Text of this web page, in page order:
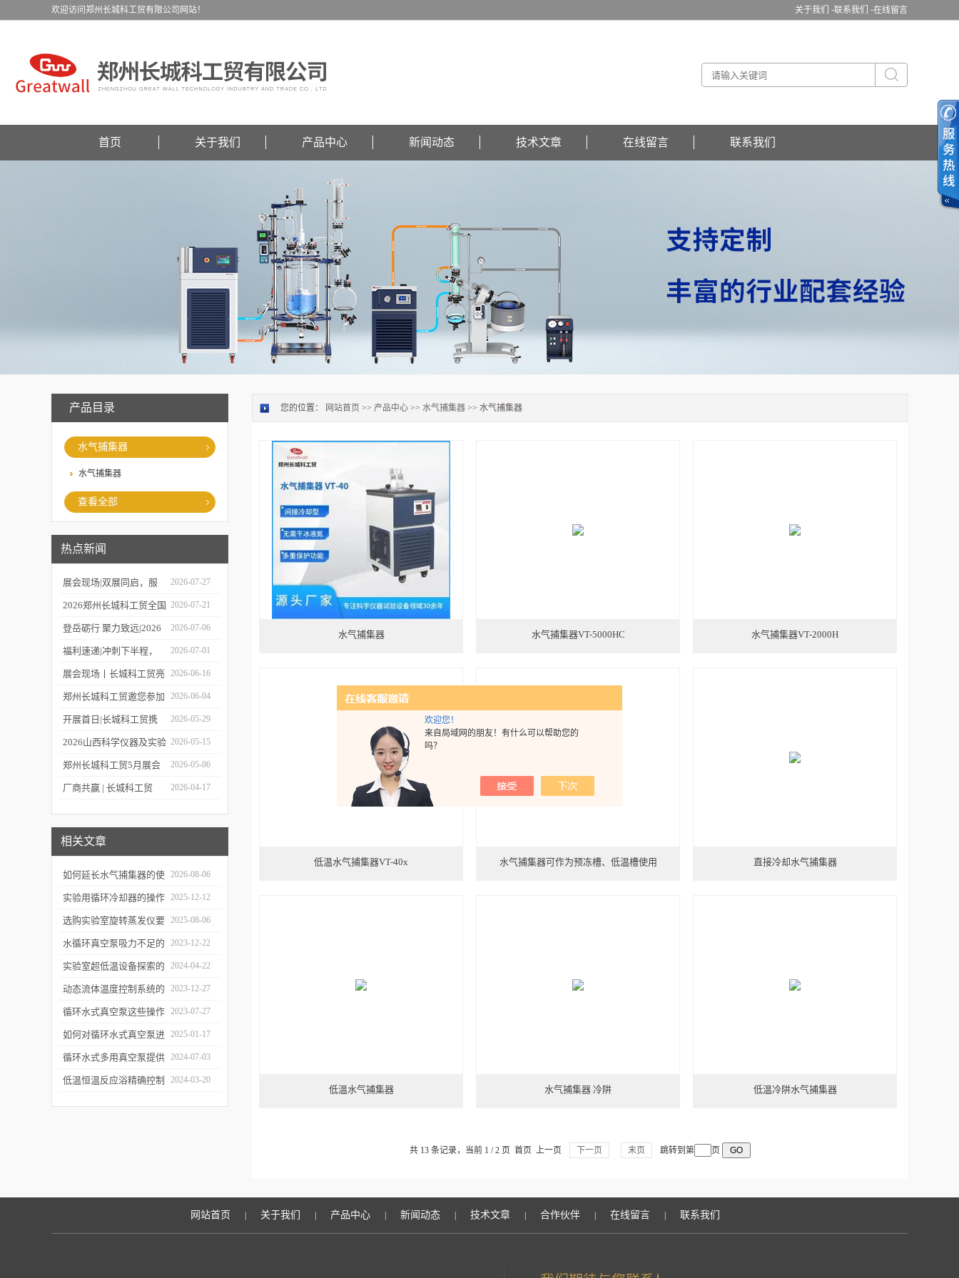
欢迎您！
来自局域网的朋友！有什么可以帮助您的
吗？
关于我们 -联系我们 -在线留言
欢迎访问郑州长城科工贸有限公司网站！
首页 关于我们 产品中心 新闻动态 技术文章 在线留言 联系我们
产品目录
水气捕集器
水气捕集器
查看全部
热点新闻
展会现场|双展同启，服
务在线，郑州长城科工贸
同步亮相学术盛会与校园
展！
2026-07-27
2026郑州长城科工贸全国
巡保活动开启预约！
2026-07-21
登岳砺行 聚力致远|2026
年度上半年业务经理总结
会圆满举行！
2026-07-06
福利速递|冲刺下半程，
福利再加码，HWCL 系列
活动延期，赠券福利同步
上线！
2026-07-01
展会现场丨长城科工贸亮
相第19届世界制药机械、
包装设备与材料中国展
2026-06-16
郑州长城科工贸邀您参加
第二十四届世界制药原料
中国展（CPHI China
2026）!
2026-06-04
开展首日|长城科工贸携
品质实验室设备亮相
CISILE 2026
2026-05-29
2026山西科学仪器及实验
室装备展览会今日开幕！
2026-05-15
郑州长城科工贸5月展会
行程抢先看！
2026-05-06
厂商共赢 | 长城科工贸 2026-04-17
相关文章
如何延长水气捕集器的使
用期限
2026-08-06
实验用循环冷却器的操作
流程有哪些步骤？
2025-12-12
选购实验室旋转蒸发仪要
考虑哪些要点
2025-08-06
水循环真空泵吸力不足的
原因及解决方法
2023-12-22
实验室超低温设备探索的
工作原理及应用领域
2024-04-22
动态流体温度控制系统的
优势
2023-12-27
循环水式真空泵这些操作
事项一定要注意
2023-07-27
如何对循环水式真空泵进
行校准工作
2025-01-17
循环水式多用真空泵提供
高效能源回收的创新解决
2024-07-03
低温恒温反应浴精确控制 2024-03-20
您的位置： 网站首页 >> 产品中心 >> 水气捕集器 >> 水气捕集器
水气捕集器 水气捕集器VT-5000HC 水气捕集器VT-2000H
低温水气捕集器VT-40x 水气捕集器可作为预冻槽、低温槽使用 直接冷却水气捕集器
低温水气捕集器 水气捕集器 冷阱 低温冷阱水气捕集器
共 13 条记录，当前 1 / 2 页 首页 上一页 下一页 末页 跳转到第 页
网站首页 关于我们 产品中心 新闻动态 技术文章 合作伙伴 在线留言 联系我们